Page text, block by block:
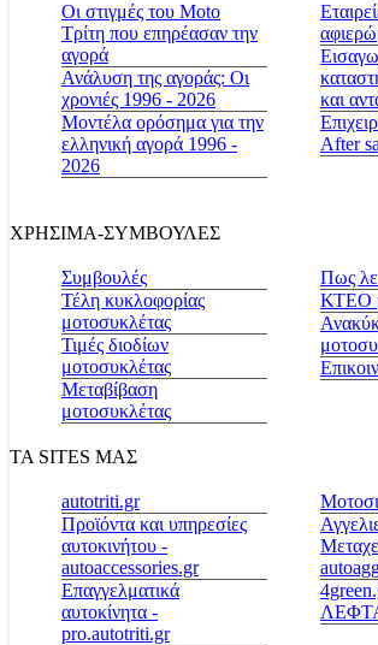
Οι στιγμές του Moto
Τρίτη που επηρέασαν την
αγορά
Ανάλυση της αγοράς: Οι
χρονιές 1996 - 2026
Μοντέλα ορόσημα για την
ελληνική αγορά 1996 -
2026
και
After
ΧΡΗΣΙΜΑ-ΣΥΜΒΟΥΛΕΣ
Συμβουλές
Τέλη κυκλοφορίας
μοτοσυκλέτας
Τιμές διοδίων
μοτοσυκλέτας
Μεταβίβαση
μοτοσυκλέτας
Πως
ΚΤΕΟ
ΤΑ SITES ΜΑΣ
autotriti.gr
Προϊόντα και υπηρεσίες
αυτοκινήτου -
autoaccessories.gr
Επαγγελματικά
αυτοκίνητα -
pro.autotriti.gr
ΛΕΦΤΑ